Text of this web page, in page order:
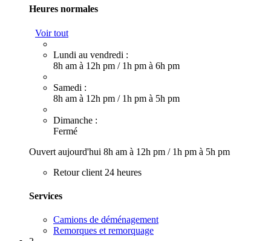
Heures normales
Voir tout
Lundi au vendredi :
8h am à 12h pm / 1h pm à 6h pm
Samedi :
8h am à 12h pm / 1h pm à 5h pm
Dimanche :
Fermé
Ouvert aujourd'hui 8h am à 12h pm / 1h pm à 5h pm
Retour client 24 heures
Services
Camions de déménagement
Remorques et remorquage